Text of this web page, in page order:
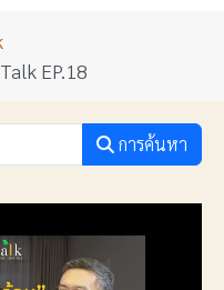
EP.18
การค้นหา